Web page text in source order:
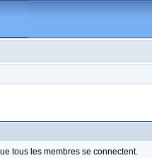
tous les membres se connectent.